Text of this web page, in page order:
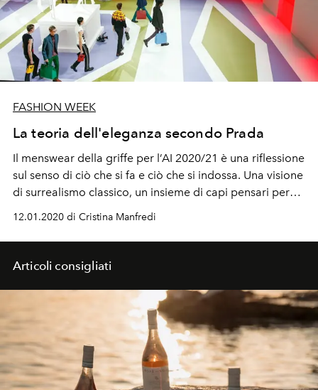
FASHION WEEK
La teoria dell'eleganza secondo Prada
Il menswear della griffe per l’AI 2020/21 è una riflessione
sul senso di ciò che si fa e ciò che si indossa. Una visione
di surrealismo classico, un insieme di capi pensari per
12.01.2020 di Cristina Manfredi
Articoli consigliati